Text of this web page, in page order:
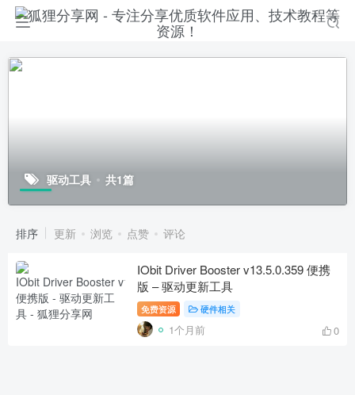
驱动工具 共1篇
排序 更新 浏览 点赞 评论
IObit Driver Booster v13.5.0.359 便携
版 – 驱动更新工具
免费资源 硬件相关
1个月前 0